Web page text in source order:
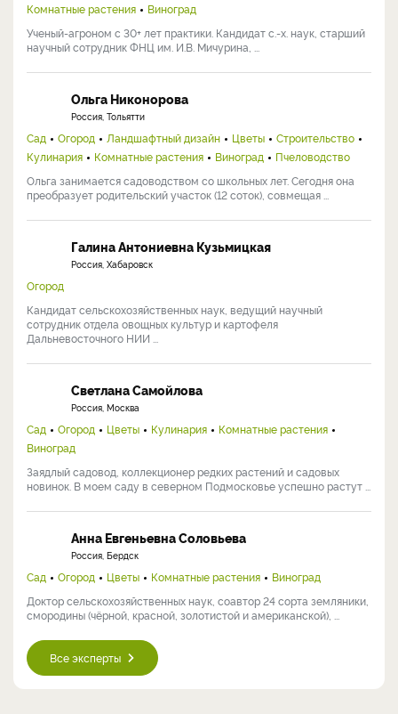
Комнатные растения
Виноград
Ученый-агроном с 30+ лет практики. Кандидат с.-х. наук, старший
научный сотрудник ФНЦ им. И.В. Мичурина, ...
Ольга Никонорова
Россия, Тольятти
Сад Огород Ландшафтный дизайн Цветы
Строительство
Кулинария
Комнатные растения Виноград
Пчеловодство
Ольга занимается садоводством со школьных лет. Сегодня она
преобразует родительский участок (12 соток), совмещая ...
Галина Антониевна Кузьмицкая
Россия, Хабаровск
Огород
Кандидат сельскохозяйственных наук, ведущий научный
сотрудник отдела овощных культур и картофеля
Дальневосточного НИИ ...
Светлана Самойлова
Россия, Москва
Сад Огород Цветы Кулинария
Комнатные растения
Виноград
Заядлый садовод, коллекционер редких растений и садовых
новинок. В моем саду в северном Подмосковье успешно растут ...
Анна Евгеньевна Соловьева
Россия, Бердск
Сад Огород Цветы Комнатные растения
Виноград
Доктор сельскохозяйственных наук, соавтор 24 сорта земляники,
смородины (чёрной, красной, золотистой и американской), ...
Все эксперты